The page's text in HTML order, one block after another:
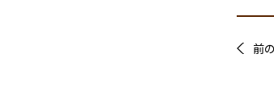
前